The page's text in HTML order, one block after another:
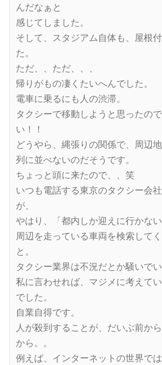
んだなぁと
感じてしました。
そして、スタジアム自体も、屋根
た。
ただ、、ただ、、、
帰りがもの凄くたいへんでした。
電車に乗るにも人の渋滞。
タクシーで移動しようと思ったの
い！！
どうやら、縄張りの関係で、周辺
列に並べないのだそうです。
ちょっと頭に来たので、、笑
いつも電話する東京のタクシー会
が、
やはり、「都内しか迎えに行かない
周辺を走っている車両を検索して
と。
タクシー業界は不況だとか騒いでい
私に言わせれば、マジメに考えて
でした。
自業自得です。
人が殺到することが、だいぶ前か
から。。
例えば、インターネットの世界では